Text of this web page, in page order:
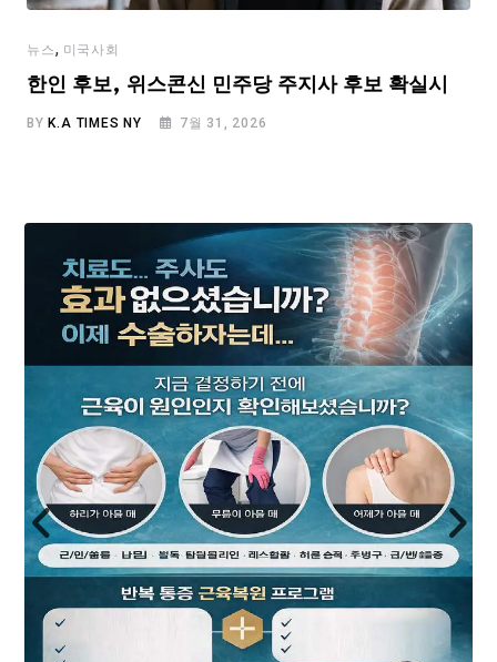
뉴스, 미국사회
한인 후보, 위스콘신 민주당 주지사 후보 확실시
BY K.A TIMES NY 7월 31, 2026